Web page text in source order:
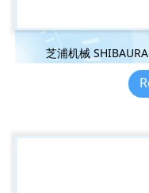
芝浦机械